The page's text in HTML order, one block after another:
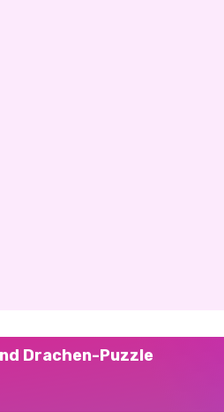
Drachen-Puzzle